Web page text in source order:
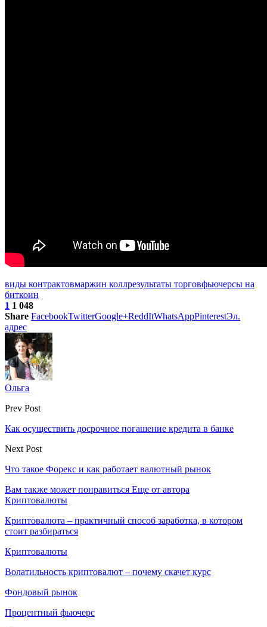
виды контрактовмаржин коллрезультаты торговфьючерсы на
биткоин
1 1 048
Share FacebookTwitterGoogle+ReddItWhatsAppPinterestЭл.
адрес
Ольга
Prev Post
Как осуществить досрочное погашение кредита в банке
Next Post
Что такое Форекс и как работает валютный рынок
Вам также может понравиться Еще от автора
Криптовалюты
Криптовалюта – практичный способ заработка, в котором
стоит разбираться
Криптовалюты
Волатильность криптовалют – почему скачет курс
Фондовый рынок
Процентный фьючерс